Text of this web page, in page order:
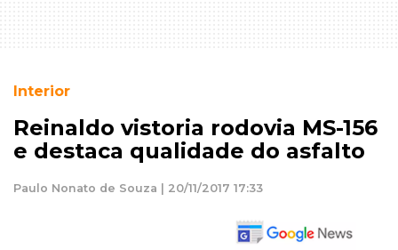
Interior
Reinaldo vistoria rodovia MS-156
e destaca qualidade do asfalto
Paulo Nonato de Souza | 20/11/2017 17:33